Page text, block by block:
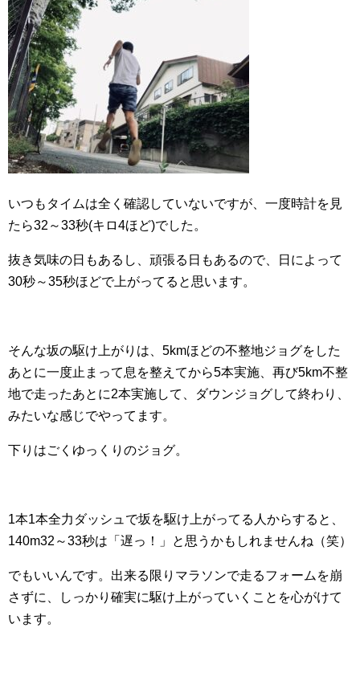
いつもタイムは全く確認していないですが、一度時計を見
たら32～33秒(キロ4ほど)でした。
抜き気味の日もあるし、頑張る日もあるので、日によって
30秒～35秒ほどで上がってると思います。
そんな坂の駆け上がりは、5kmほどの不整地ジョグをした
あとに一度止まって息を整えてから5本実施、再び5km不整
地で走ったあとに2本実施して、ダウンジョグして終わり、
みたいな感じでやってます。
下りはごくゆっくりのジョグ。
1本1本全力ダッシュで坂を駆け上がってる人からすると、
140m32～33秒は「遅っ！」と思うかもしれませんね（笑）
でもいいんです。出来る限りマラソンで走るフォームを崩
さずに、しっかり確実に駆け上がっていくことを心がけて
います。